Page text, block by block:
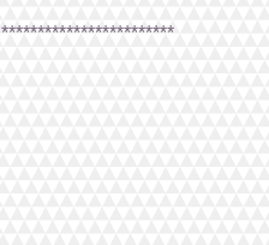
************************